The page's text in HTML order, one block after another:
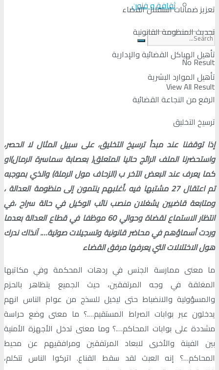
ثقافة و فنون
No Result
View All Result
تعزيز ضمانات استقلال القضاء
تحديث المنظومة القانونية
تأهيل الهياكل القضائية والإدارية
تأهيل الموارد البشرية
الرفع من النجاعة القضائية
ترسيخ التخليق
إذا توقفنا عند مبدأ ترسيخ التخليق، على سبيل المثال لا الحصر،
واستحضرنا الملف الرائج حاليا المتعلق( بعصابة سماسرة الرمال)او
كما يعرف عند البعض الآخر ب (الزحاف مول الرملة) والذي بموجبه
تم اعتقال 27 مشتبها فيه ،أغلبهم ينتمون إلى منظومة العدالة ،
ومتابعة قاضيين يشغلان منصب نائب الوكيل في حالة سراح ،في
انتظار الاستماع لقضاة وحوالي 60 موظفا في قطاع العدالة بعدما
وردت أسماؤهم في محاضر قانونية وتسجيلات صوتية…. آنذاك ندرك
هول الاختلالات التي يعرفها مرفق القضاء
ما معنى ممارسة الجنس في ردهات المحكمة وفي مكاتبها
المغلقة في وجه المرتفقين، حيث الجميع يتظاهر بالحزم
والمسؤولية والانضباط حتى ليخيل للسذج من عوام الناس انهم
يدخلون عبر بوابات الصراط المستقيم….؟ ما معنى وضع حراسة
مشددة على بوابات المحاكم….؟ وما معنى تدخل الأجهزة الأمنية
بين الفينة والأخرى لابعاد المرتفقين ومرافقيهم عن محيط
المحاكم…؟ إنه العبث لقد سقط القناع. اتركوا الناس تتكلم،